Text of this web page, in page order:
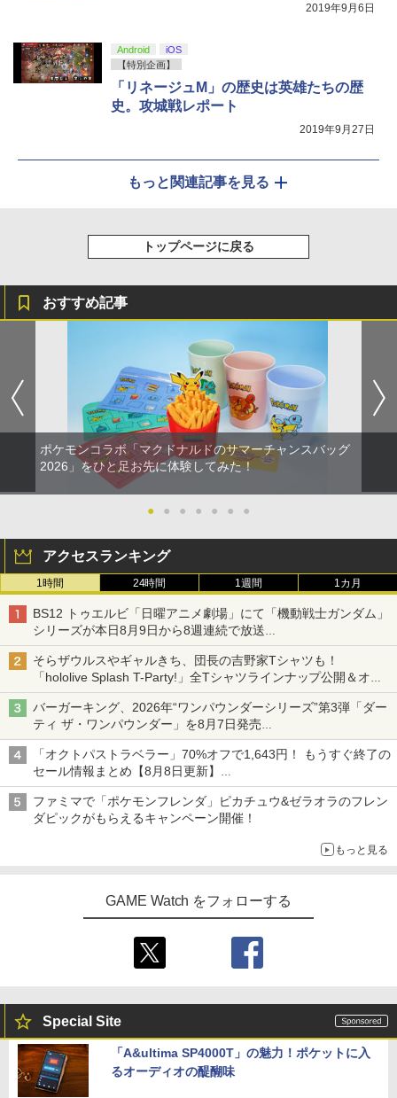
2019年9月6日
Android
iOS
【特別企画】
「リネージュM」の歴史は英雄たちの歴
史。攻城戦レポート
2019年9月27日
もっと関連記事を見る
トップページに戻る
おすすめ記事
ポケモンコラボ「マクドナルドのサマーチャンスバッグ
2026」をひと足お先に体験してみた！
● ● ● ● ● ● ●
アクセスランキング
1時間 24時間 1週間 1カ月
BS12 トゥエルビ「日曜アニメ劇場」にて「機動戦士ガンダム」
シリーズが本日8月9日から8週連続で放送
初回は「機動戦士ガンダム【HDリマスター版】」
そらザウルスやギャルきち、団長の吉野家Tシャツも！
「hololive Splash T-Party!」全Tシャツラインナップ公開＆オン
ライン販売開始
バーガーキング、2026年“ワンパウンダーシリーズ”第3弾「ダー
ティ ザ・ワンパウンダー」を8月7日発売
「特製ガーリックマヨソース」を使用した超大型チーズバーガー
「オクトパストラベラー」70%オフで1,643円！ もうすぐ終了の
セール情報まとめ【8月8日更新】
ニンテンドーeショップでは「大神 絶景版」が67%オフで990円
ファミマで「ポケモンフレンダ」ピカチュウ&ゼラオラのフレン
ダピックがもらえるキャンペーン開催！
もっと見る
GAME Watch をフォローする
Special Site
「A&ultima SP4000T」の魅力！ポケットに入
るオーディオの醍醐味